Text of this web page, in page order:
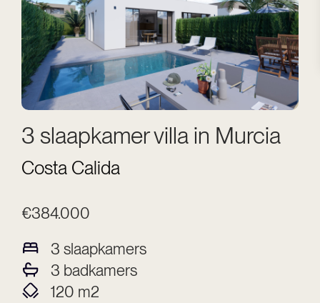
3 slaapkamer villa in Murcia
Costa Calida
€384.000
3 slaapkamers
3 badkamers
120 m2